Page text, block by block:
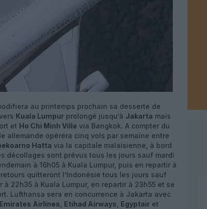
au printemps prochain sa desserte de
Kuala Lumpur prolongé jusqu’à Jakarta mais
et Ho Chi Minh Ville via Bangkok. A compter du
allemande opèrera cinq vols par semaine entre
Hatta via la capitale malaisienne, à bord
décollages sont prévus tous les jours sauf mardi
à 16h05 à Kuala Lumpur, puis en repartir à
quitteront l’Indonésie tous les jours sauf
22h35 à Kuala Lumpur, en repartir à 23h55 et se
Lufthansa sera en concurrence à Jakarta avec
Emirates Airlines Etihad Airways Egyptair et